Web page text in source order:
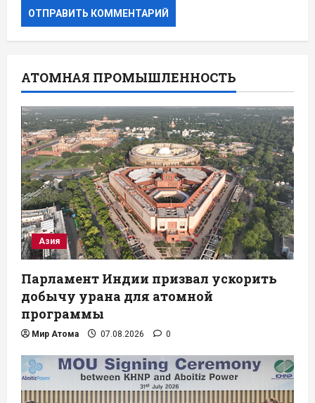
АТОМНАЯ ПРОМЫШЛЕННОСТЬ
Азия
Парламент Индии призвал ускорить
добычу урана для атомной
программы
Мир Атома 07.08.2026 0